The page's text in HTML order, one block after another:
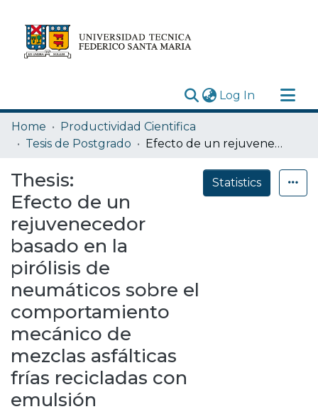
Log In (current)
Research Outputs
Statistics
Depósito
Home
Productividad Cientifica
Tesis de Postgrado
Efecto de un rejuvenecedor basado en la pirólisis de neumáticos sobre el comportamiento mecánico de mezclas asfálticas frías recicladas con emulsión
Thesis:
Efecto de un
rejuvenecedor
basado en la
pirólisis de
neumáticos sobre el
comportamiento
mecánico de
mezclas asfálticas
frías recicladas con
emulsión
Statistics